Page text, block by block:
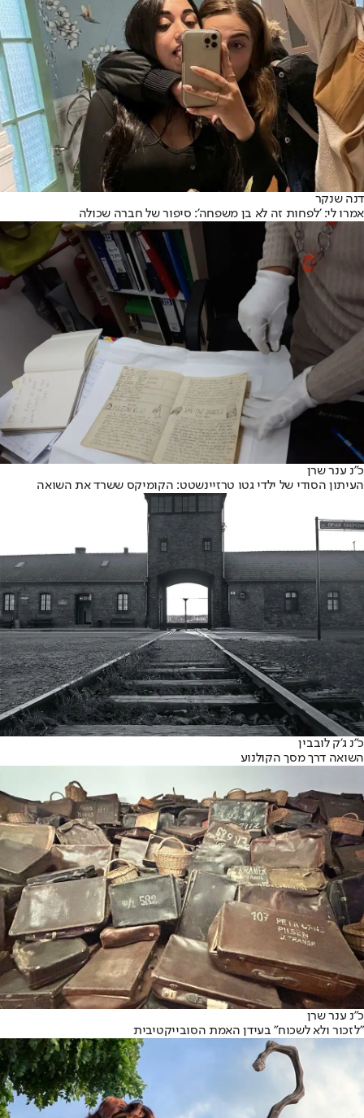
דנה שנקר
אמרו לי: 'לפחות זה לא בן משפחה’: סיפור של חברה שכולה
כ״נ ענר שרן
העיתון הסודי של ילדי גטו טרזיינשטט: הקומיקס ששרד את השואה
כ״נ ג'ק לובבין
השואה דרך מסך הקולנוע
כ״נ ענר שרן
"לזכור ולא לשכוח" בעידן האמת הסובייקטיבית